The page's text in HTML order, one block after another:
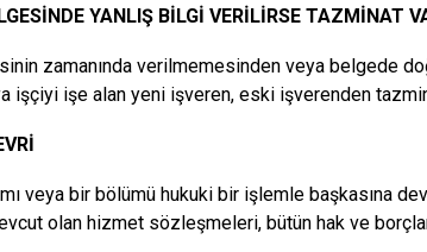
YANLIŞ BİLGİ VERİLİRSE TAZMİNAT
zamanında verilmemesinden veya belgede
işçiyi işe alan yeni işveren, eski işverenden
veya bir bölümü hukuki bir işlemle başkasına
olan hizmet sözleşmeleri, bütün hak ve